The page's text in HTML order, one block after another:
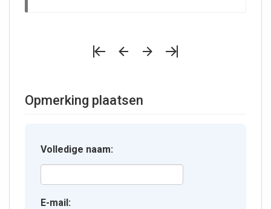
Opmerking plaatsen
Volledige naam:
E-mail: